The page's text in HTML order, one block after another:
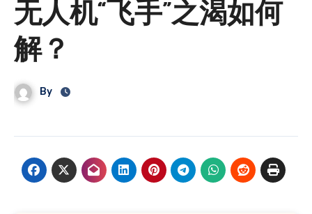
无人机“飞手”之渴如何
解？
By